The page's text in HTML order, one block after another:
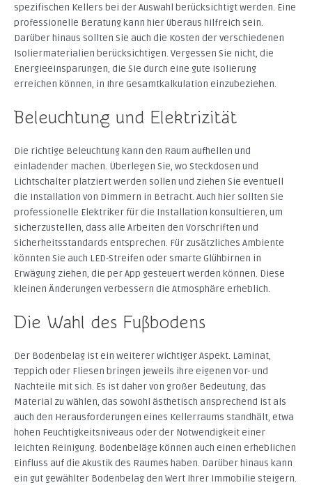
spezifischen Kellers bei der Auswahl berücksichtigt werden. Eine
professionelle Beratung kann hier überaus hilfreich sein.
Darüber hinaus sollten Sie auch die Kosten der verschiedenen
Isoliermaterialien berücksichtigen. Vergessen Sie nicht, die
Energieeinsparungen, die Sie durch eine gute Isolierung
erreichen können, in Ihre Gesamtkalkulation einzubeziehen.
Beleuchtung und Elektrizität
Die richtige Beleuchtung kann den Raum aufhellen und
einladender machen. Überlegen Sie, wo Steckdosen und
Lichtschalter platziert werden sollen und ziehen Sie eventuell
die Installation von Dimmern in Betracht. Auch hier sollten Sie
professionelle Elektriker für die Installation konsultieren, um
sicherzustellen, dass alle Arbeiten den Vorschriften und
Sicherheitsstandards entsprechen. Für zusätzliches Ambiente
könnten Sie auch LED-Streifen oder smarte Glühbirnen in
Erwägung ziehen, die per App gesteuert werden können. Diese
kleinen Änderungen verbessern die Atmosphäre erheblich.
Die Wahl des Fußbodens
Der Bodenbelag ist ein weiterer wichtiger Aspekt. Laminat,
Teppich oder Fliesen bringen jeweils ihre eigenen Vor- und
Nachteile mit sich. Es ist daher von großer Bedeutung, das
Material zu wählen, das sowohl ästhetisch ansprechend ist als
auch den Herausforderungen eines Kellerraums standhält, etwa
hohen Feuchtigkeitsniveaus oder der Notwendigkeit einer
leichten Reinigung. Bodenbeläge können auch einen erheblichen
Einfluss auf die Akustik des Raumes haben. Darüber hinaus kann
ein gut gewählter Bodenbelag den Wert Ihrer Immobilie steigern.